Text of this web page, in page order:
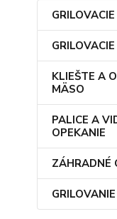
KLIEŠTE A
MÄSO
PALICE A
OPEKANIE
ZÁHRADNÉ